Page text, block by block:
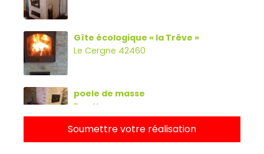
Gîte écologique « la Trêve »
Le Cergne 42460
poele de masse
Parette
Soumettre votre réalisation